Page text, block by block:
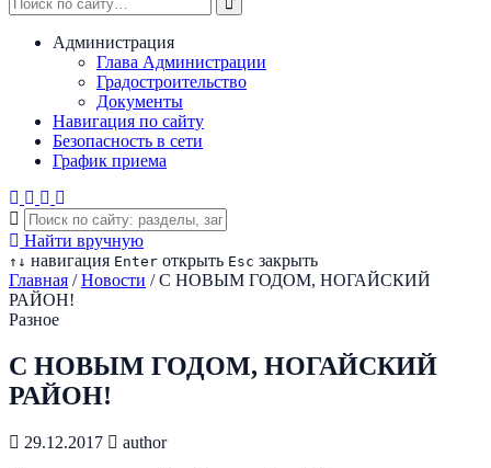
Администрация
Глава Администрации
Градостроительство
Документы
Навигация по сайту
Безопасность в сети
График приема
Найти вручную
↑ ↓ навигация Enter открыть Esc закрыть
Главная / Новости / С НОВЫМ ГОДОМ, НОГАЙСКИЙ
РАЙОН!
Разное
С НОВЫМ ГОДОМ, НОГАЙСКИЙ
РАЙОН!
29.12.2017
author